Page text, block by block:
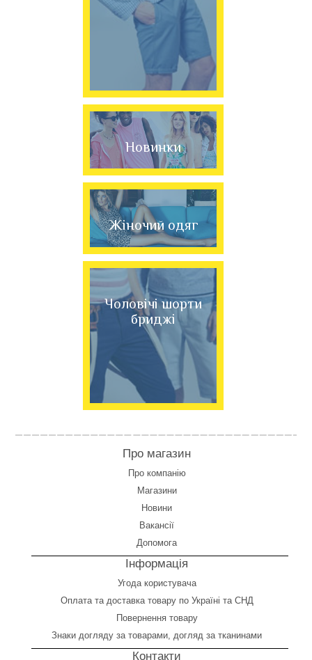
Новинки
Жіночий одяг
Чоловічі шорти
бриджі
Про магазин
Про компанію
Магазини
Новини
Вакансії
Допомога
Інформація
Угода користувача
Оплата та доставка товару по Україні та СНД
Повернення товару
Знаки догляду за товарами, догляд за тканинами
Контакти